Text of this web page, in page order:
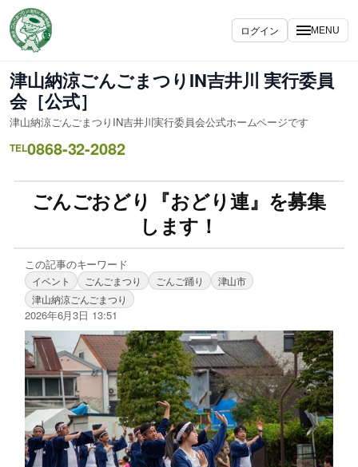
ログイン MENU
津山納涼ごんごまつりIN吉井川 実行委員
会［公式］
津山納涼ごんごまつりIN吉井川実行委員会公式ホームページです
TEL0868-32-2082
ごんごおどり『おどり連』を募集
します！
この記事のキーワード
イベント ごんごまつり ごんご踊り
津山市
津山納涼ごんごまつり
2026年6月3日 13:51